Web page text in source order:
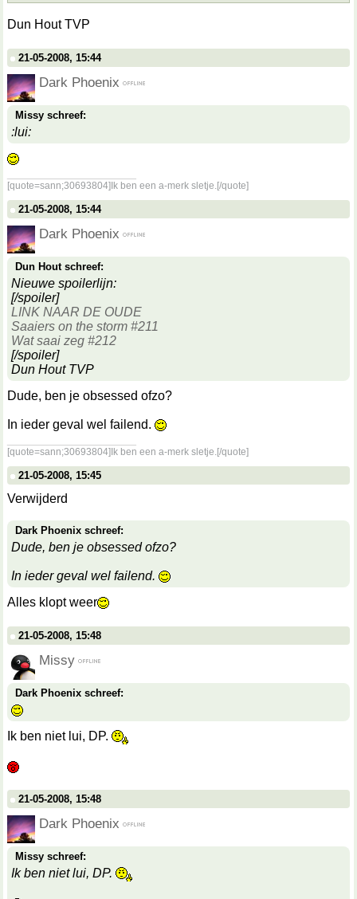
Dun Hout TVP
21-05-2008, 15:44
Dark Phoenix
Missy schreef:
:lui:
[quote=sann;30693804]Ik ben een a-merk sletje.[/quote]
21-05-2008, 15:44
Dark Phoenix
Dun Hout schreef:
Nieuwe spoilerlijn:
[/spoiler]
LINK NAAR DE OUDE
Saaiers on the storm #211
Wat saai zeg #212
[/spoiler]
Dun Hout TVP
Dude, ben je obsessed ofzo?
In ieder geval wel failend.
[quote=sann;30693804]Ik ben een a-merk sletje.[/quote]
21-05-2008, 15:45
Verwijderd
Dark Phoenix schreef:
Dude, ben je obsessed ofzo?
In ieder geval wel failend.
Alles klopt weer
21-05-2008, 15:48
Missy
Dark Phoenix schreef:
Ik ben niet lui, DP.
21-05-2008, 15:48
Dark Phoenix
Missy schreef:
Ik ben niet lui, DP.